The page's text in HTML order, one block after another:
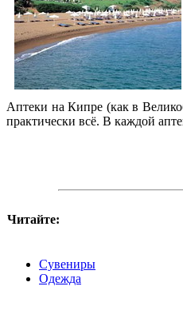
Аптеки на Кипре (как в
практически всё. В каждой
Читайте:
Сувениры
Одежда